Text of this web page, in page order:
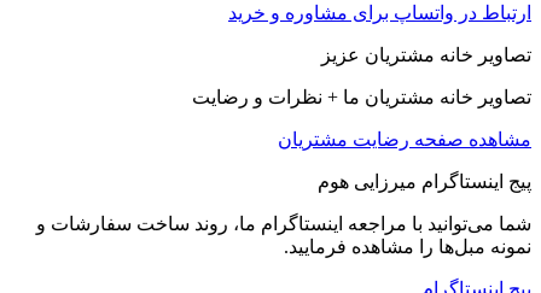
ارتباط در واتساپ برای مشاوره و خرید
تصاویر خانه مشتریان عزیز
تصاویر خانه مشتریان ما + نظرات و رضایت
مشاهده صفحه رضايت مشتريان
پیج اینستاگرام میرزایی هوم
شما می‌توانید با مراجعه اینستاگرام ما، روند ساخت سفارشات و
نمونه مبل‌ها را مشاهده فرمایید.
پیج اینستاگرام